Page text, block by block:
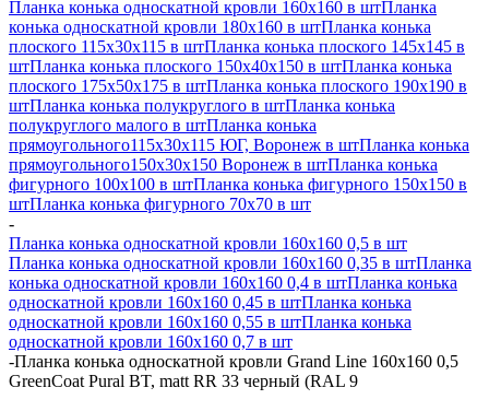
Планка конька односкатной кровли 160х160 в штПланка
конька односкатной кровли 180х160 в штПланка конька
плоского 115х30х115 в штПланка конька плоского 145х145 в
штПланка конька плоского 150х40х150 в штПланка конька
плоского 175х50х175 в штПланка конька плоского 190х190 в
штПланка конька полукруглого в штПланка конька
полукруглого малого в штПланка конька
прямоугольного115х30х115 ЮГ, Воронеж в штПланка конька
прямоугольного150х30х150 Воронеж в штПланка конька
фигурного 100x100 в штПланка конька фигурного 150x150 в
штПланка конька фигурного 70x70 в шт
-
Планка конька односкатной кровли 160х160 0,5 в шт
Планка конька односкатной кровли 160х160 0,35 в штПланка
конька односкатной кровли 160х160 0,4 в штПланка конька
односкатной кровли 160х160 0,45 в штПланка конька
односкатной кровли 160х160 0,55 в штПланка конька
односкатной кровли 160х160 0,7 в шт
-Планка конька односкатной кровли Grand Line 160x160 0,5
GreenCoat Pural BT, matt RR 33 черный (RAL 9